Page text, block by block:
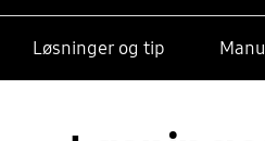
Løsninger og tip